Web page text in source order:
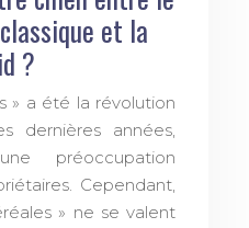
et la
?
» a été la révolution
dernières années,
préoccupation
Cependant,
» ne se valent